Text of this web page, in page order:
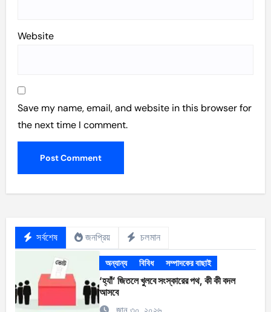
Website
Save my name, email, and website in this browser for
the next time I comment.
সর্বশেষ জনপ্রিয় চলমান
অন্যান্য বিবিধ সম্পাদকের বাছাই
‘হ্যাঁ’ জিতলে খুলবে সংস্কারের পথ, কী কী বদল
আসবে